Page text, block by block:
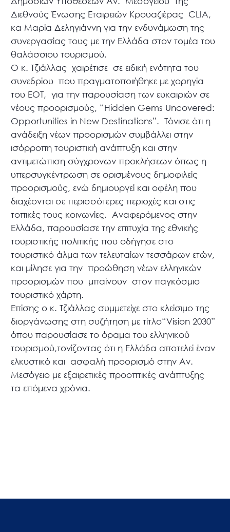
Διεθνούς Ένωσης Εταιρειών Κρουαζιέρας CLIA,
κα Μαρία Δεληγιάννη για την ενδυνάμωση της
συνεργασίας τους με την Ελλάδα στον τομέα του
θαλάσσιου τουρισμού.
Ο κ. Τζιάλλας χαιρέτισε σε ειδική ενότητα του
συνεδρίου που πραγματοποιήθηκε με χορηγία
του ΕΟΤ, για την παρουσίαση των ευκαιριών σε
νέους προορισμούς, “Hidden Gems Uncovered:
Opportunities in New Destinations”. Τόνισε ότι η
ανάδειξη νέων προορισμών συμβάλλει στην
ισόρροπη τουριστική ανάπτυξη και στην
αντιμετώπιση σύγχρονων προκλήσεων όπως η
υπερσυγκέντρωση σε ορισμένους δημοφιλείς
προορισμούς, ενώ δημιουργεί και οφέλη που
διαχέονται σε περισσότερες περιοχές και στις
τοπικές τους κοινωνίες. Αναφερόμενος στην
Ελλάδα, παρουσίασε την επιτυχία της εθνικής
τουριστικής πολιτικής που οδήγησε στο
τουριστικό άλμα των τελευταίων τεσσάρων ετών,
και μίλησε για την προώθηση νέων ελληνικών
προορισμών που μπαίνουν στον παγκόσμιο
τουριστικό χάρτη.
Επίσης ο κ. Τζιάλλας συμμετείχε στο κλείσιμο της
διοργάνωσης στη συζήτηση με τίτλο“Vision 2030”
όπου παρουσίασε το όραμα του ελληνικού
τουρισμού,τονίζοντας ότι η Ελλάδα αποτελεί έναν
ελκυστικό και ασφαλή προορισμό στην Αν.
Μεσόγειο με εξαιρετικές προοπτικές ανάπτυξης
τα επόμενα χρόνια.